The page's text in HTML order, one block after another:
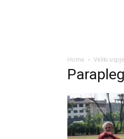
Home Veliki